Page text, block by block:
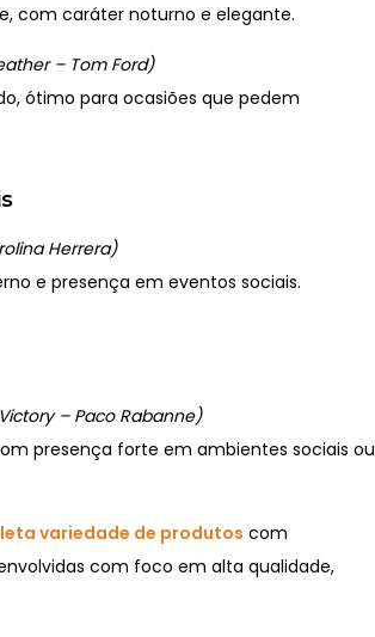
com caráter noturno e elegante.
– Tom Ford)
ótimo para ocasiões que pedem
Herrera)
e presença em eventos sociais.
– Paco Rabanne)
presença forte em ambientes sociais ou
variedade de produtos com
com foco em alta qualidade,